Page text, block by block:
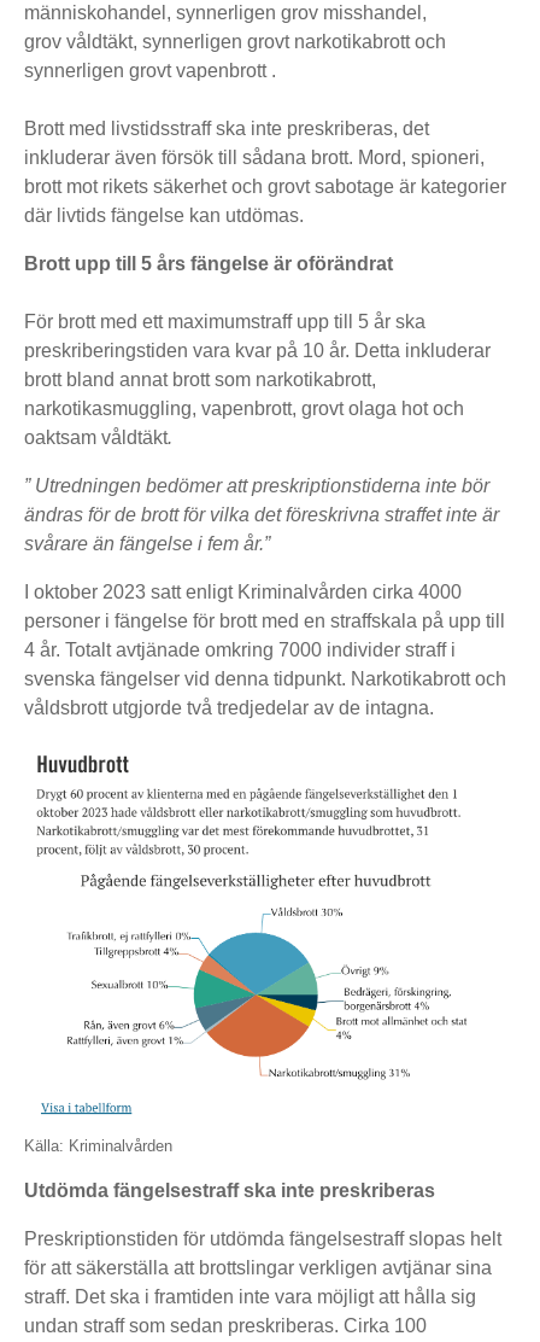
människohandel, synnerligen grov misshandel,
grov våldtäkt, synnerligen grovt narkotikabrott och
synnerligen grovt vapenbrott .
Brott med livstidsstraff ska inte preskriberas, det
inkluderar även försök till sådana brott. Mord, spioneri,
brott mot rikets säkerhet och grovt sabotage är kategorier
där livtids fängelse kan utdömas.
Brott upp till 5 års fängelse är oförändrat
För brott med ett maximumstraff upp till 5 år ska
preskriberingstiden vara kvar på 10 år. Detta inkluderar
brott bland annat brott som narkotikabrott,
narkotikasmuggling, vapenbrott, grovt olaga hot och
oaktsam våldtäkt.
” Utredningen bedömer att preskriptionstiderna inte bör
ändras för de brott för vilka det föreskrivna straffet inte är
svårare än fängelse i fem år.”
I oktober 2023 satt enligt Kriminalvården cirka 4000
personer i fängelse för brott med en straffskala på upp till
4 år. Totalt avtjänade omkring 7000 individer straff i
svenska fängelser vid denna tidpunkt. Narkotikabrott och
våldsbrott utgjorde två tredjedelar av de intagna.
Källa: Kriminalvården
Utdömda fängelsestraff ska inte preskriberas
Preskriptionstiden för utdömda fängelsestraff slopas helt
för att säkerställa att brottslingar verkligen avtjänar sina
straff. Det ska i framtiden inte vara möjligt att hålla sig
undan straff som sedan preskriberas. Cirka 100